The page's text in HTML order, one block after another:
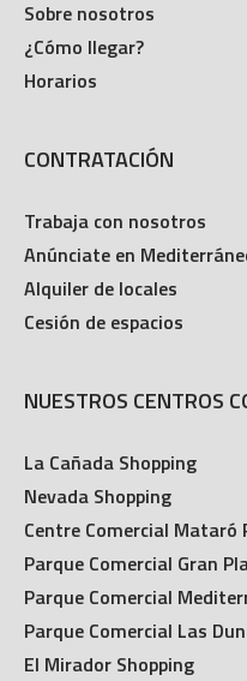
Sobre nosotros
¿Cómo llegar?
Horarios
CONTRATACIÓN
Trabaja con nosotros
Anúnciate en
Alquiler de locales
Cesión de espacios
NUESTROS CENTROS
La Cañada Shopping
Nevada Shopping
Centre Comercial Mataró
Parque Comercial Gran
Parque Comercial
Parque Comercial Las
El Mirador Shopping